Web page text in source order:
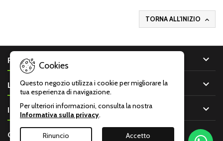
TORNA ALL'INIZIO 
PRODOTTI 
LA NOSTRA AZIENDA 
IL TUO ACCOUNT 
CONTATTO 
Cookies
Questo negozio utilizza i cookie per migliorare la
tua esperienza di navigazione.
Per ulteriori informazioni, consulta la nostra
Informativa sulla privacy.
Rinuncio Accetto